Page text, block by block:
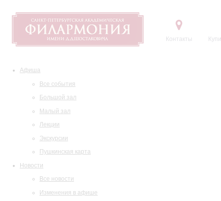
Контакты
Афиша
Все события
Большой зал
Малый зал
Лекции
Экскурсии
Пушкинская карта
Новости
Все новости
Изменения в афише